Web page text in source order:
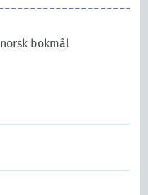
norsk bokmål